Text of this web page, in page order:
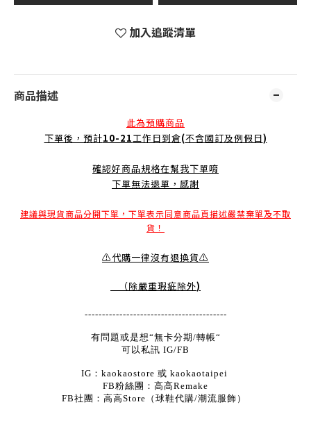
加入追蹤清單
商品描述
此為預購商品
下單後，預計10-21工作日到倉(不含國訂及例假日)
確認好商品規格在幫我下單唷
下單無法退單，感謝
建議與現貨商品分開下單，下單表示同意商品頁描述嚴禁棄單及不取
貨！
⚠️代購一律沒有退換貨⚠️
（除嚴重瑕疵除外)
-----------------------------------------
有問題或是想“無卡分期/轉帳“
可以私訊 IG/FB
IG：kaokaostore 或 kaokaotaipei
FB粉絲團：高高Remake
FB社團：高高Store（球鞋代購/潮流服飾）